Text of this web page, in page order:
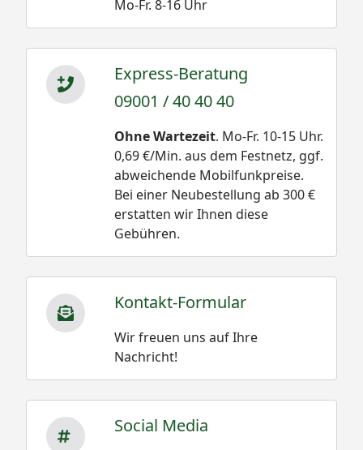
Mo-Fr. 8-16 Uhr
Express-Beratung
09001 / 40 40 40
Ohne Wartezeit. Mo-Fr. 10-15 Uhr.
0,69 €/Min. aus dem Festnetz, ggf.
abweichende Mobilfunkpreise.
Bei einer Neubestellung ab 300 €
erstatten wir Ihnen diese
Gebühren.
Kontakt-Formular
Wir freuen uns auf Ihre
Nachricht!
Social Media